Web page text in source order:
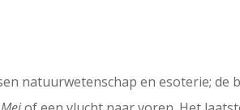
natuurwetenschap en esoterie; de